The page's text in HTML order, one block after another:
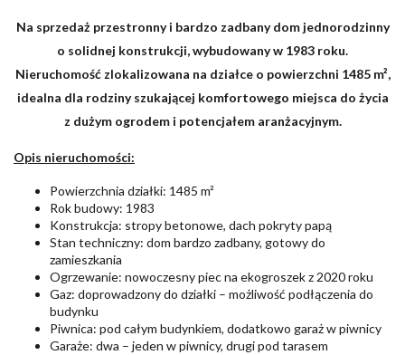
Na sprzedaż przestronny i bardzo zadbany dom jednorodzinny
o solidnej konstrukcji, wybudowany w 1983 roku.
Nieruchomość zlokalizowana na działce o powierzchni 1485 m²,
idealna dla rodziny szukającej komfortowego miejsca do życia
z dużym ogrodem i potencjałem aranżacyjnym.
Opis nieruchomości:
Powierzchnia działki: 1485 m²
Rok budowy: 1983
Konstrukcja: stropy betonowe, dach pokryty papą
Stan techniczny: dom bardzo zadbany, gotowy do
zamieszkania
Ogrzewanie: nowoczesny piec na ekogroszek z 2020 roku
Gaz: doprowadzony do działki – możliwość podłączenia do
budynku
Piwnica: pod całym budynkiem, dodatkowo garaż w piwnicy
Garaże: dwa – jeden w piwnicy, drugi pod tarasem